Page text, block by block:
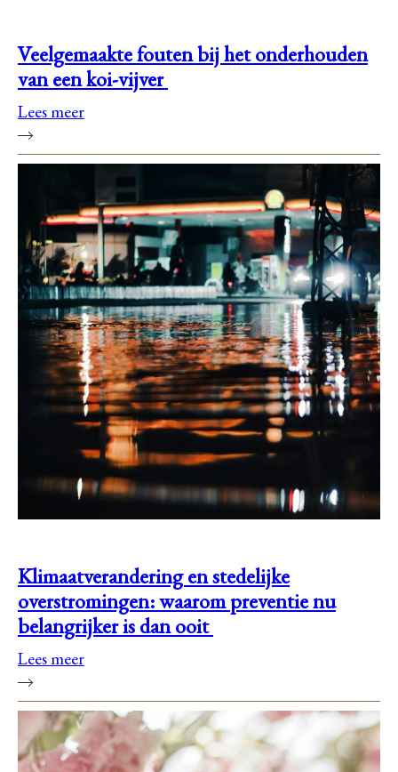
Veelgemaakte fouten bij het onderhouden
van een koi-vijver
Lees meer
Klimaatverandering en stedelijke
overstromingen: waarom preventie nu
belangrijker is dan ooit
Lees meer